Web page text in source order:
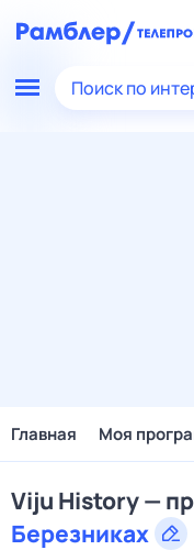
Поиск по
Главная Моя
Viju History —
Березниках